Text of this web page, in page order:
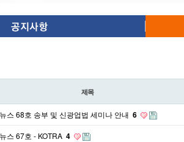
제목
스 68호 송부 및 신광업법 세미나 안내 6
스 67호 - KOTRA 4